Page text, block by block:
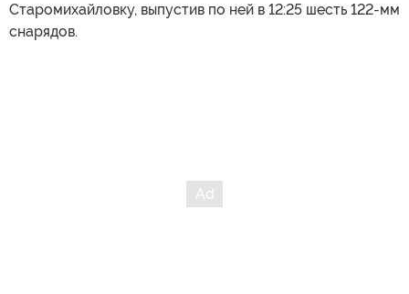
Старомихайловку, выпустив по ней в 12:25 шесть 122-мм
снарядов.